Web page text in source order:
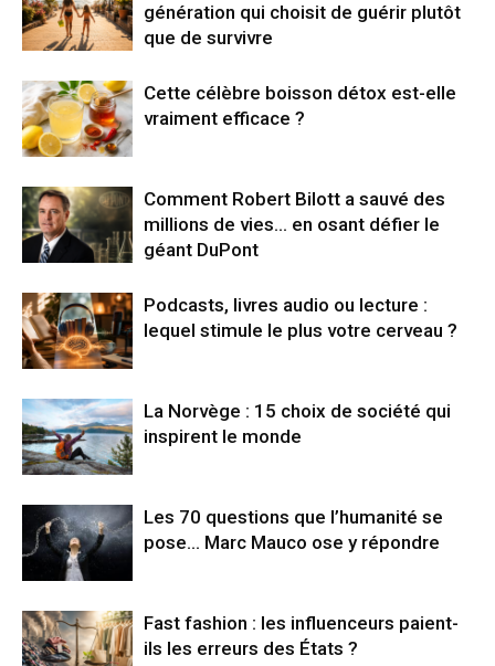
génération qui choisit de guérir plutôt
que de survivre
Cette célèbre boisson détox est-elle
vraiment efficace ?
Comment Robert Bilott a sauvé des
millions de vies… en osant défier le
géant DuPont
Podcasts, livres audio ou lecture :
lequel stimule le plus votre cerveau ?
La Norvège : 15 choix de société qui
inspirent le monde
Les 70 questions que l’humanité se
pose… Marc Mauco ose y répondre
Fast fashion : les influenceurs paient-
ils les erreurs des États ?